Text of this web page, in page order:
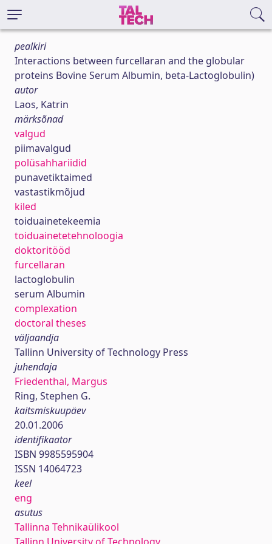
pealkiri
Interactions between furcellaran and the globular
proteins Bovine Serum Albumin, beta-Lactoglobulin)
autor
Laos, Katrin
märksõnad
valgud
piimavalgud
polüsahhariidid
punavetiktaimed
vastastikmõjud
kiled
toiduainetekeemia
toiduainetetehnoloogia
doktoritööd
furcellaran
lactoglobulin
serum Albumin
complexation
doctoral theses
väljaandja
Tallinn University of Technology Press
juhendaja
Friedenthal, Margus
Ring, Stephen G.
kaitsmiskuupäev
20.01.2006
identifikaator
ISBN 9985595904
ISSN 14064723
keel
eng
asutus
Tallinna Tehnikaülikool